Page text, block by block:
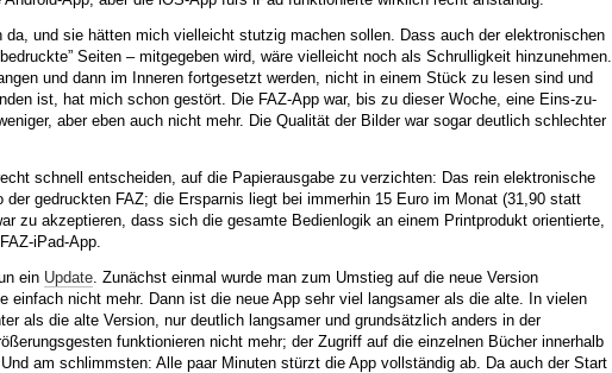
da, und sie hätten mich vielleicht stutzig machen sollen. Dass auch der elektronischen
Seiten – mitgegeben wird, wäre vielleicht noch als Schrulligkeit hinzunehmen.
und dann im Inneren fortgesetzt werden, nicht in einem Stück zu lesen sind und
ist, hat mich schon gestört. Die FAZ-App war, bis zu dieser Woche, eine Eins-zu-
aber eben auch nicht mehr. Die Qualität der Bilder war sogar deutlich schlechter
schnell entscheiden, auf die Papierausgabe zu verzichten: Das rein elektronische
gedruckten FAZ; die Ersparnis liegt bei immerhin 15 Euro im Monat (31,90 statt
zu akzeptieren, dass sich die gesamte Bedienlogik an einem Printprodukt orientierte,
iPad-App.
ein Update. Zunächst einmal wurde man zum Umstieg auf die neue Version
einfach nicht mehr. Dann ist die neue App sehr viel langsamer als die alte. In vielen
als die alte Version, nur deutlich langsamer und grundsätzlich anders in der
funktionieren nicht mehr; der Zugriff auf die einzelnen Bücher innerhalb
am schlimmsten: Alle paar Minuten stürzt die App vollständig ab. Da auch der Start